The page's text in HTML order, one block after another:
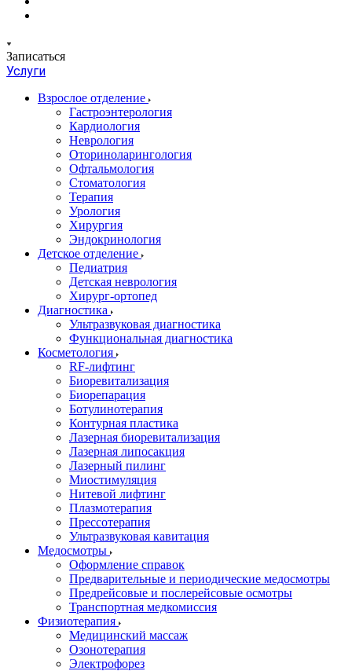
Записаться
Услуги
Взрослое отделение
Гастроэнтерология
Кардиология
Неврология
Оториноларингология
Офтальмология
Стоматология
Терапия
Урология
Хирургия
Эндокринология
Детское отделение
Педиатрия
Детская неврология
Хирург-ортопед
Диагностика
Ультразвуковая диагностика
Функциональная диагностика
Косметология
RF-лифтинг
Биоревитализация
Биорепарация
Ботулинотерапия
Контурная пластика
Лазерная биоревитализация
Лазерная липосакция
Лазерный пилинг
Миостимуляция
Нитевой лифтинг
Плазмотерапия
Прессотерапия
Ультразвуковая кавитация
Медосмотры
Оформление справок
Предварительные и периодические медосмотры
Предрейсовые и послерейсовые осмотры
Транспортная медкомиссия
Физиотерапия
Медицинский массаж
Озонотерапия
Электрофорез